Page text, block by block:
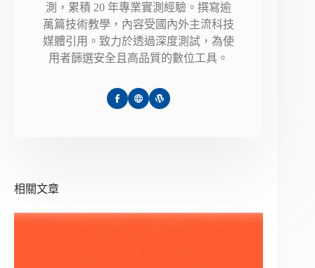
測，累積 20 年專業實測經驗。撰寫逾
萬篇技術教學，內容受國內外主流科技
媒體引用。致力於透過深度測試，為使
用者篩選安全且高品質的數位工具。
相關文章